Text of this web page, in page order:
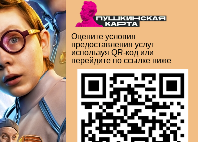
Оцените условия
предоставления услуг
используя QR-код или
перейдите по ссылке ниже